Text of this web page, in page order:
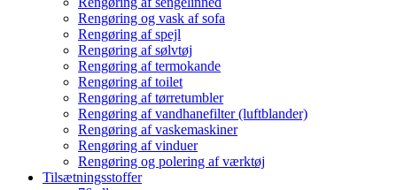
Rengøring og vask af sofa
Rengøring af spejl
Rengøring af sølvtøj
Rengøring af termokande
Rengøring af toilet
Rengøring af tørretumbler
Rengøring af vandhanefilter (luftblander)
Rengøring af vaskemaskiner
Rengøring af vinduer
Rengøring og polering af værktøj
Tilsætningsstoffer